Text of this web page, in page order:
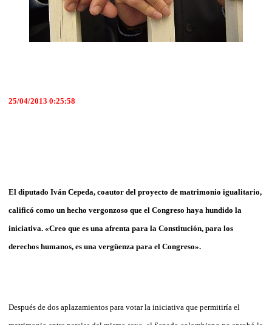
25/04/2013 0:25:58
El diputado Iván Cepeda, coautor del proyecto de matrimonio igualitario,
calificó como un hecho vergonzoso que el Congreso haya hundido la
iniciativa. «Creo que es una afrenta para la Constitución, para los
derechos humanos, es una vergüenza para el Congreso».
Después de dos aplazamientos para votar la iniciativa que permitiría el